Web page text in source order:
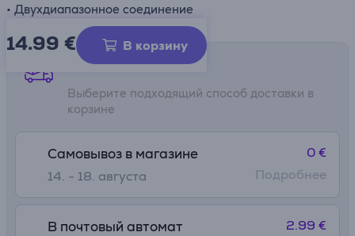
• Двухдиапазонное соединение
14.99 € В корзину
Способы доставки
Выберите подходящий способ доставки в
корзине
Самовывоз в магазине
14. - 18. августа
0 €
Подробнее
В почтовый автомат 2.99 €